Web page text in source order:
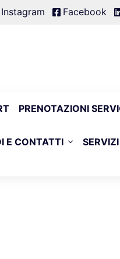
Instagram Facebook
PRENOTAZIONI
E CONTATTI